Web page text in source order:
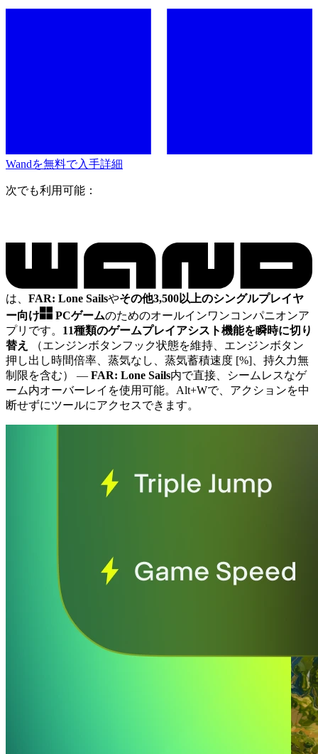
Wandを無料で入手詳細
次でも利用可能：
は、 FAR: Lone Sailsやその他3,500以上のシングルプレイヤ
ー向け
PCゲームのためのオールインワンコンパニオンア
プリです。 11種類のゲームプレイアシスト機能を瞬時に切り
替え
（エンジンボタンフック状態を維持、エンジンボタン
押し出し時間倍率、蒸気なし、蒸気蓄積速度 [%]、持久力無
制限を含む） — FAR: Lone Sails内で直接、シームレスなゲ
ーム内オーバーレイを使用可能。Alt+Wで、アクションを中
断せずにツールにアクセスできます。